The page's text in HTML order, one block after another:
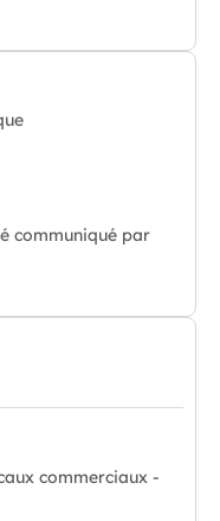
communiqué par
commerciaux -